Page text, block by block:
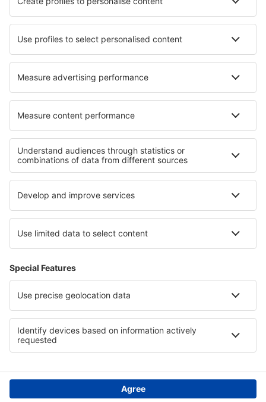
Nejlepší ubytování - regiony
Ubytování in Los Padres National Forest
Ubytování v Národní park Zion
Ubytování v Národní park Big Bend Ubytování v Telluride
Ubytování in Andros Ubytování v Roztoczanský národní park
Ubytování v Chorvatsku Ubytování v Atacamě
Ubytování na Jónských ostrovech